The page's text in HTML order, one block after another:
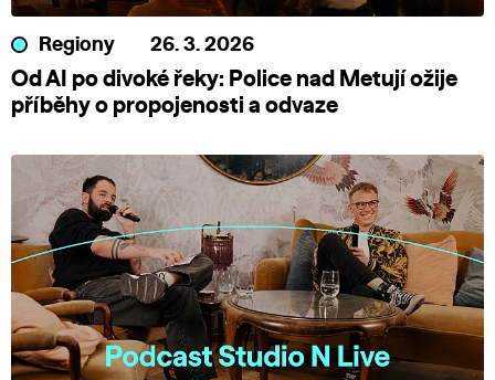
Regiony 26. 3. 2026
Od AI po divoké řeky: Police nad Metují ožije
příběhy o propojenosti a odvaze